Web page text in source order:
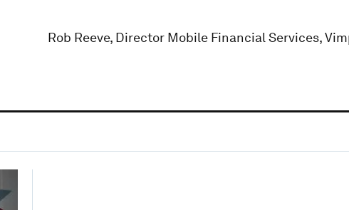
Rob Reeve, Director Mobile Financial Services,